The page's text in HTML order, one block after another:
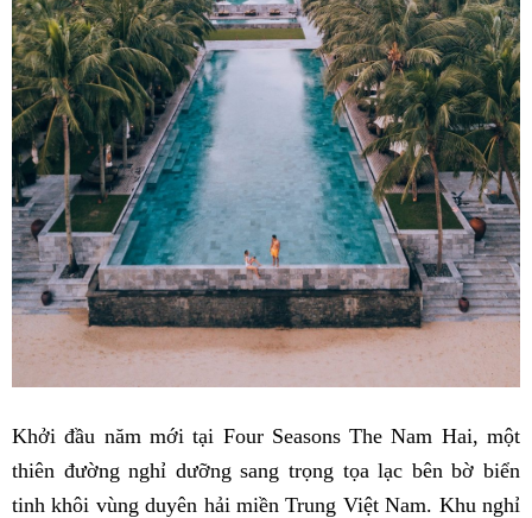
Khởi đầu năm mới tại Four Seasons The Nam Hai, một
thiên đường nghỉ dưỡng sang trọng tọa lạc bên bờ biển
tinh khôi vùng duyên hải miền Trung Việt Nam. Khu nghỉ